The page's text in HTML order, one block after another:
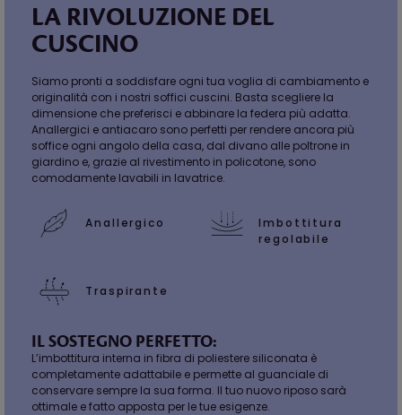
LA RIVOLUZIONE DEL
CUSCINO
Siamo pronti a soddisfare ogni tua voglia di cambiamento e
originalità con i nostri soffici cuscini. Basta scegliere la
dimensione che preferisci e abbinare la federa più adatta.
Anallergici e antiacaro sono perfetti per rendere ancora più
soffice ogni angolo della casa, dal divano alle poltrone in
giardino e, grazie al rivestimento in policotone, sono
comodamente lavabili in lavatrice.
Anallergico
Imbottitura
regolabile
Traspirante
IL SOSTEGNO PERFETTO:
L’imbottitura interna in fibra di poliestere siliconata è
completamente adattabile e permette al guanciale di
conservare sempre la sua forma. Il tuo nuovo riposo sarà
ottimale e fatto apposta per le tue esigenze.